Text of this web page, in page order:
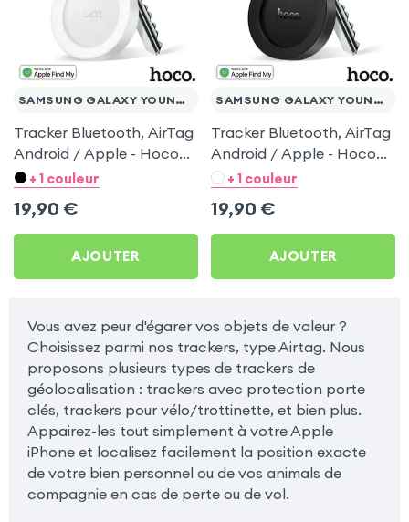
SAMSUNG GALAXY YOUNG S6310
Tracker Bluetooth, AirTag
Android / Apple - Hoco
Blanc pour Samsung
+ 1 couleur
19,90 €
AJOUTER
SAMSUNG GALAXY YOUNG S6310
Tracker Bluetooth, AirTag
Android / Apple - Hoco
Noir pour Samsung
+ 1 couleur
19,90 €
AJOUTER
Vous avez peur d'égarer vos objets de valeur ?
Choisissez parmi nos trackers, type Airtag. Nous
proposons plusieurs types de trackers de
géolocalisation : trackers avec protection porte
clés, trackers pour vélo/trottinette, et bien plus.
Appairez-les tout simplement à votre Apple
iPhone et localisez facilement la position exacte
de votre bien personnel ou de vos animals de
compagnie en cas de perte ou de vol.